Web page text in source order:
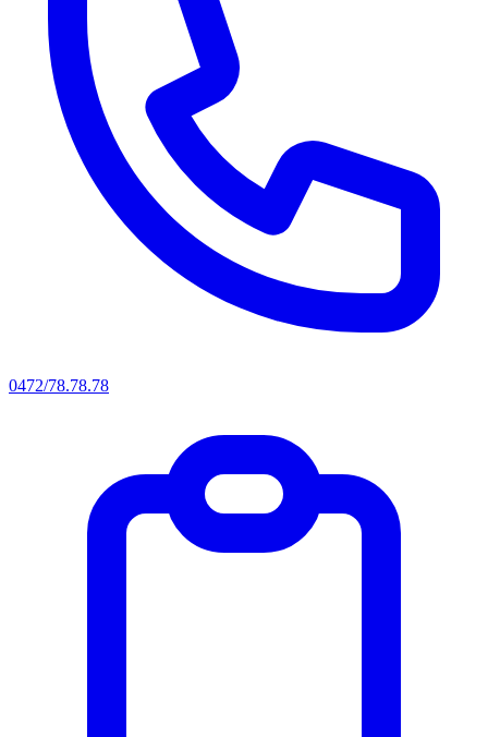
0472/78.78.78